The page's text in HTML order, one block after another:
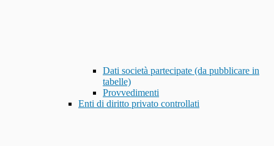
Dati società partecipate (da pubblicare in
tabelle)
Provvedimenti
Enti di diritto privato controllati